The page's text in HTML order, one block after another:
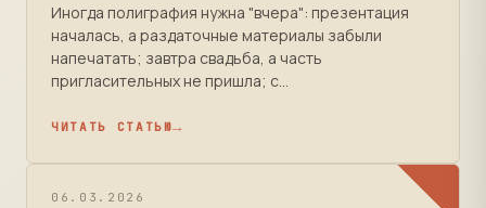
Иногда полиграфия нужна "вчера": презентация
началась, а раздаточные материалы забыли
напечатать; завтра свадьба, а часть
пригласительных не пришла; с...
ЧИТАТЬ СТАТЬЮ
06.03.2026